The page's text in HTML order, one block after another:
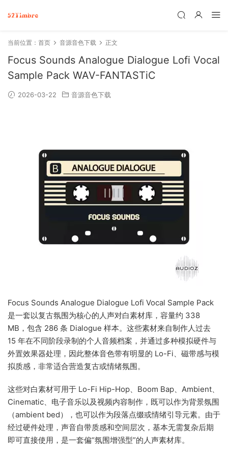
当前位置： 首页 音源音色下载 正文
Focus Sounds Analogue Dialogue Lofi Vocal
Sample Pack WAV-FANTASTiC
2026-03-22 音源音色下载
Focus Sounds Analogue Dialogue Lofi Vocal Sample Pack
是一套以复古氛围为核心的人声对白素材库，容量约 338
MB，包含 286 条 Dialogue 样本。这些素材来自制作人过去
15 年在不同阶段录制的个人音频档案，并通过多种模拟硬件与
外置效果器处理，因此整体音色带有明显的 Lo-Fi、磁带感与模
拟质感，非常适合营造复古或情绪氛围。
这些对白素材可用于 Lo-Fi Hip-Hop、Boom Bap、Ambient、
Cinematic、电子音乐以及视频内容制作，既可以作为背景氛围
（ambient bed），也可以作为段落点缀或情绪引导元素。由于
经过硬件处理，声音自带质感和空间层次，基本无需复杂后期
即可直接使用，是一套偏“氛围增强型”的人声素材库。